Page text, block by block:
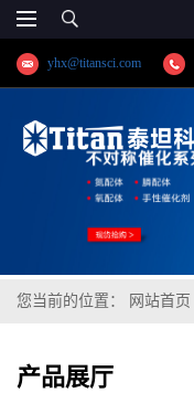
yhx@titansci.com
您当前的位置： 网站首页
产品展厅